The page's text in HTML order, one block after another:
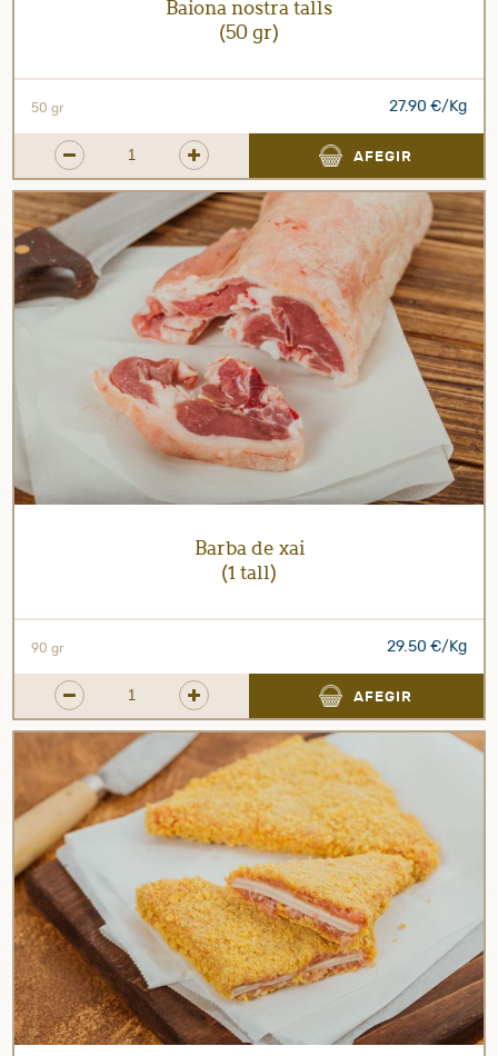
Baiona nostra talls
(50 gr)
50 gr 27.90 €/Kg
AFEGIR
Barba de xai
(1 tall)
90 gr 29.50 €/Kg
AFEGIR